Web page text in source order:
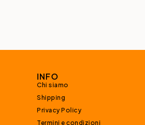
INFO
Chi siamo
Shipping
Privacy Policy
Termini e condizioni